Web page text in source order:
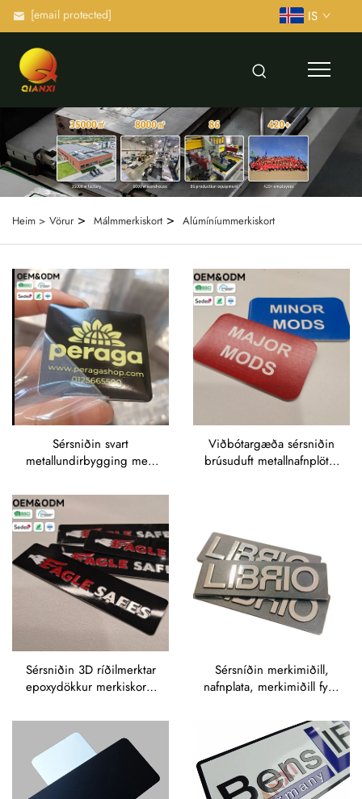
[email protected] IS
Heim > Vörur> Málmmerkiskort > Alúmíníummerkiskort
Sérsniðin svart
metallundirbygging með
– OEM prentaður
merkjaskýrslu og
tengiliðar fyrir
merkjastarfsemi
Viðbótargæða sérsniðin
brúsuduft metallnafnplötur
Sérsniðin 3D ríðilmerktar
epoxydökkur merkiskort -
merkiskort með „EAGLE
SAFES“-merki
Sérsníðin merkimiðill,
nafnplata, merkimiðill fyrir
merkimiðill fyrir hnapp,
merkimiðill fyrir
tómmerki, leger úr sink
og járni, brúsuduð
metallnafnplata